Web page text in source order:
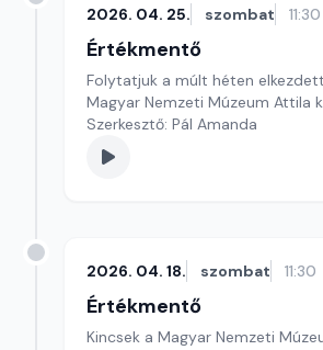
2026. 04. 25. szombat 11:30
Értékmentő
Folytatjuk a múlt héten
Magyar Nemzeti Múzeum Attila
Szerkesztő: Pál Amanda
2026. 04. 18. szombat 11:30
Értékmentő
Kincsek a Magyar Nemzeti